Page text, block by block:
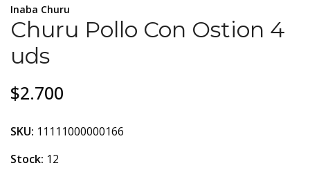
Inaba Churu
Churu Pollo Con Ostion 4
uds
$2.700
SKU: 11111000000166
Stock: 12